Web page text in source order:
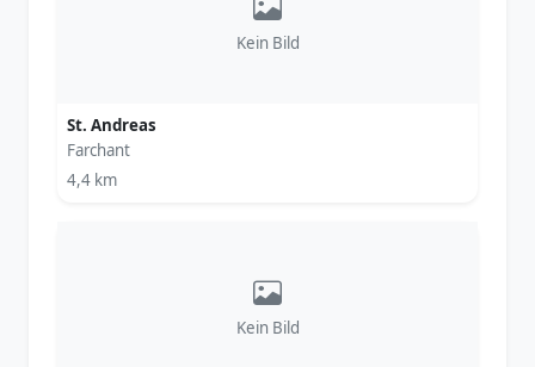
Kein Bild
St. Andreas
Farchant
4,4 km
Kein Bild